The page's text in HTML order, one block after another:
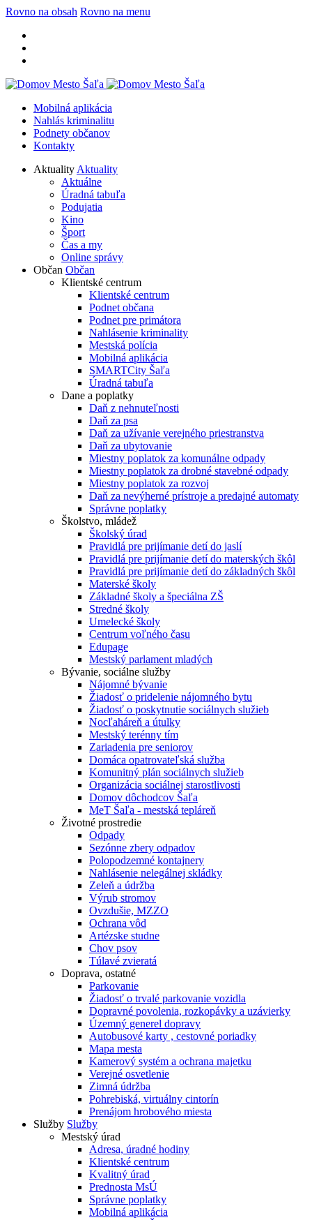
Rovno na obsah Rovno na menu
Mobilná aplikácia
Nahlás kriminalitu
Podnety občanov
Kontakty
Aktuality Aktuality
Aktuálne
Úradná tabuľa
Podujatia
Kino
Šport
Čas a my
Online správy
Občan Občan
Klientské centrum
Klientské centrum
Podnet občana
Podnet pre primátora
Nahlásenie kriminality
Mestská polícia
Mobilná aplikácia
SMARTCity Šaľa
Úradná tabuľa
Dane a poplatky
Daň z nehnuteľnosti
Daň za psa
Daň za užívanie verejného priestranstva
Daň za ubytovanie
Miestny poplatok za komunálne odpady
Miestny poplatok za drobné stavebné odpady
Miestny poplatok za rozvoj
Daň za nevýherné prístroje a predajné automaty
Správne poplatky
Školstvo, mládež
Školský úrad
Pravidlá pre prijímanie detí do jaslí
Pravidlá pre prijímanie detí do materských škôl
Pravidlá pre prijímanie detí do základných škôl
Materské školy
Základné školy a špeciálna ZŠ
Stredné školy
Umelecké školy
Centrum voľného času
Edupage
Mestský parlament mladých
Bývanie, sociálne služby
Nájomné bývanie
Žiadosť o pridelenie nájomného bytu
Žiadosť o poskytnutie sociálnych služieb
Nocľaháreň a útulky
Mestský terénny tím
Zariadenia pre seniorov
Domáca opatrovateľská služba
Komunitný plán sociálnych služieb
Organizácia sociálnej starostlivosti
Domov dôchodcov Šaľa
MeT Šaľa - mestská tepláreň
Životné prostredie
Odpady
Sezónne zbery odpadov
Polopodzemné kontajnery
Nahlásenie nelegálnej skládky
Zeleň a údržba
Výrub stromov
Ovzdušie, MZZO
Ochrana vôd
Artézske studne
Chov psov
Túlavé zvieratá
Doprava, ostatné
Parkovanie
Žiadosť o trvalé parkovanie vozidla
Dopravné povolenia, rozkopávky a uzávierky
Územný generel dopravy
Autobusové karty , cestovné poriadky
Mapa mesta
Kamerový systém a ochrana majetku
Verejné osvetlenie
Zimná údržba
Pohrebiská, virtuálny cintorín
Prenájom hrobového miesta
Služby Služby
Mestský úrad
Adresa, úradné hodiny
Klientské centrum
Kvalitný úrad
Prednosta MsÚ
Správne poplatky
Mobilná aplikácia